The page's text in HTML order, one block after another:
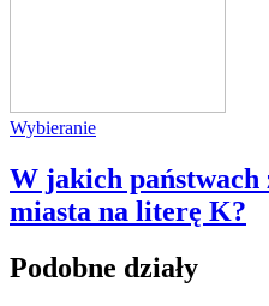
Wybieranie
W jakich państwach
miasta na literę K?
Podobne działy